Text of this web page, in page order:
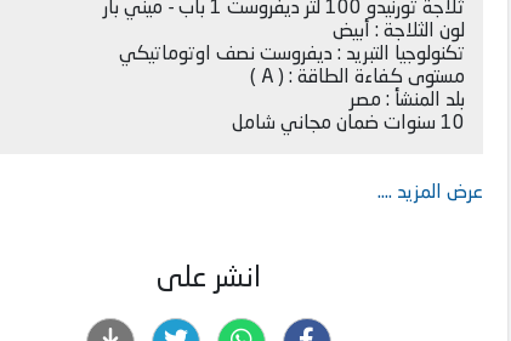
ثلاجة تورنيدو 100 لتر ديفروست 1 باب - ميني بار
لون الثلاجة : أبيض
تكنولوجيا التبريد : ديفروست نصف اوتوماتيكي
مستوى كفاءة الطاقة : ( A )
بلد المنشأ : مصر
10 سنوات ضمان مجاني شامل
عرض المزيد ....
انشر على